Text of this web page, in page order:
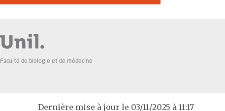
Faculté de biologie et de médecine
Dernière mise à jour le 03/11/2025 à 11:17